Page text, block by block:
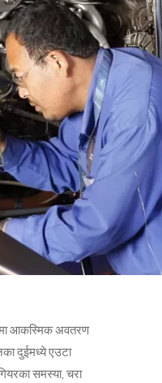
आकस्मिक अवतरण
दुईमध्ये एउटा
समस्या, चरा